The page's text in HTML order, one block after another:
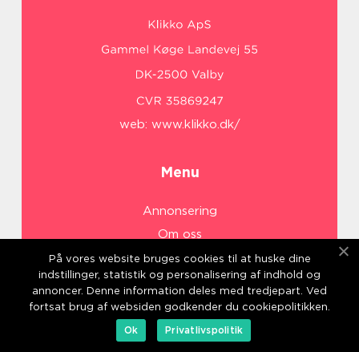
web: www.klikko.dk/
Menu
Annonsering
Om oss
Cookies
Kontakta oss
Sitemap
På vores website bruges cookies til at huske dine
indstillinger, statistik og personalisering af indhold og
annoncer. Denne information deles med tredjepart. Ved
fortsat brug af websiden godkender du cookiepolitikken.
Ok
Privatlivspolitik